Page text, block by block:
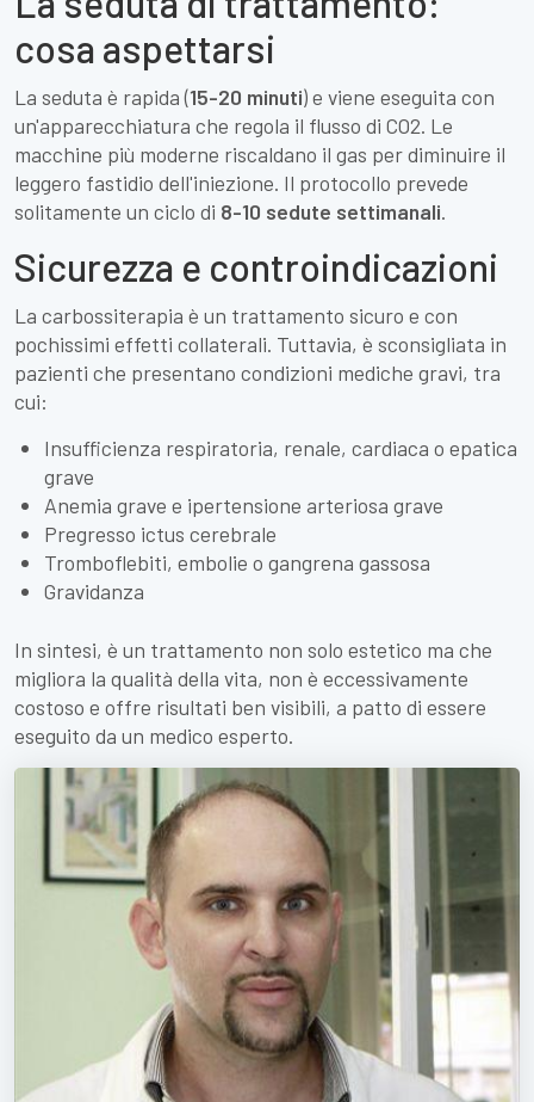
cosa aspettarsi
La seduta è rapida (15-20 minuti) e viene eseguita con
un'apparecchiatura che regola il flusso di CO2. Le
macchine più moderne riscaldano il gas per diminuire il
leggero fastidio dell'iniezione. Il protocollo prevede
solitamente un ciclo di 8-10 sedute settimanali.
Sicurezza e controindicazioni
La carbossiterapia è un trattamento sicuro e con
pochissimi effetti collaterali. Tuttavia, è sconsigliata in
pazienti che presentano condizioni mediche gravi, tra
cui:
Insufficienza respiratoria, renale, cardiaca o epatica
grave
Anemia grave e ipertensione arteriosa grave
Pregresso ictus cerebrale
Tromboflebiti, embolie o gangrena gassosa
Gravidanza
In sintesi, è un trattamento non solo estetico ma che
migliora la qualità della vita, non è eccessivamente
costoso e offre risultati ben visibili, a patto di essere
eseguito da un medico esperto.